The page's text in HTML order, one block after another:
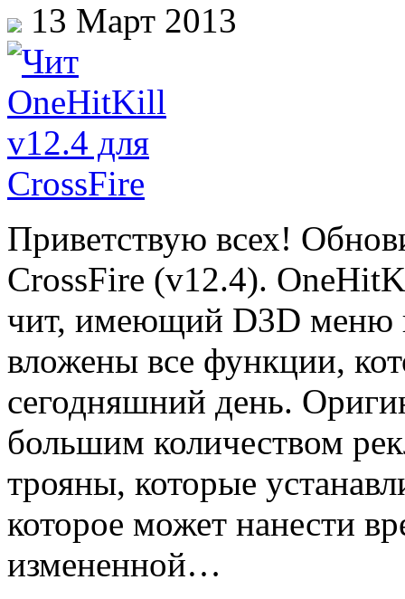
13 Март 2013
Приветствую всех!
CrossFire (v12.4).
чит, имеющий D3D меню
вложены все функции,
сегодняшний день.
большим количеством
трояны, которые
которое может нанести
измененной…